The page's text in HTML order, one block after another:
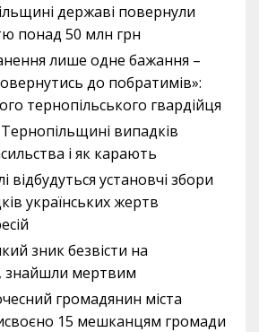
державі повернули
понад 50 млн грн
лише одне бажання –
до побратимів»:
тернопільського гвардійця
випадків
і як карають
відбудуться установчі збори
українських жертв
зник безвісти на
знайшли мертвим
громадянин міста
15 мешканцям громади